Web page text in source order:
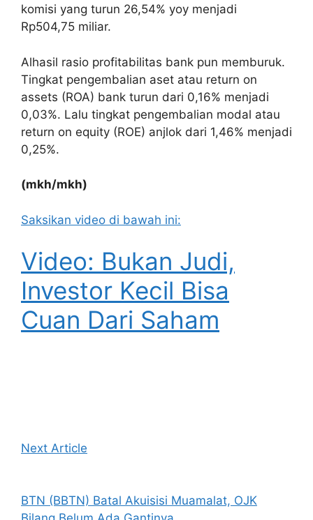
komisi yang turun 26,54% yoy menjadi
Rp504,75 miliar.
Alhasil rasio profitabilitas bank pun memburuk.
Tingkat pengembalian aset atau return on
assets (ROA) bank turun dari 0,16% menjadi
0,03%. Lalu tingkat pengembalian modal atau
return on equity (ROE) anjlok dari 1,46% menjadi
0,25%.
(mkh/mkh)
Saksikan video di bawah ini:
Video: Bukan Judi,
Investor Kecil Bisa
Cuan Dari Saham
Next Article
BTN (BBTN) Batal Akuisisi Muamalat, OJK